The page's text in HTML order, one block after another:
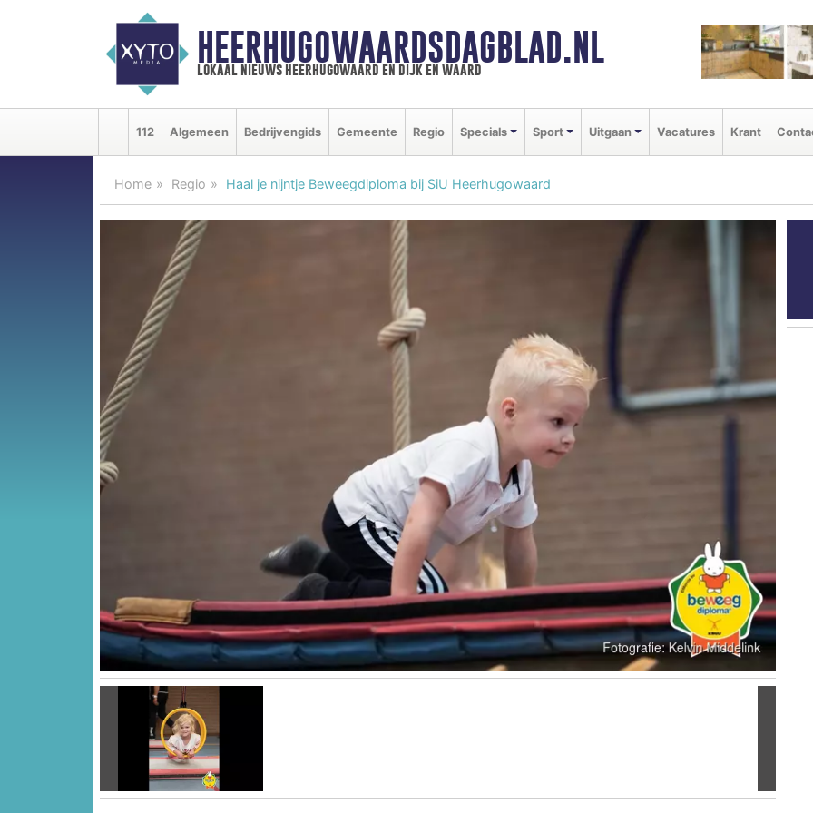
HEERHUGOWAARDSDAGBLAD.NL
lokaal nieuws heerhugowaard en dijk en waard
112 Algemeen Bedrijvengids Gemeente Regio Specials Sport Uitgaan Vacatures Krant
Home Regio Haal je nijntje Beweegdiploma bij SiU Heerhugowaard